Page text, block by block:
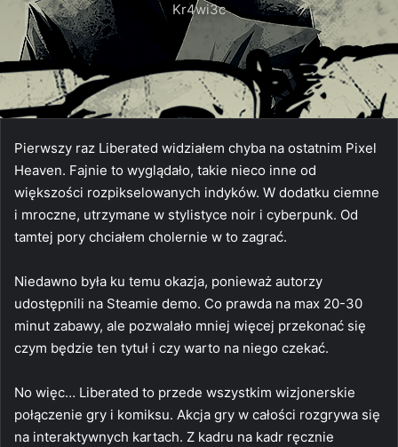
Kr4wi3c
Pierwszy raz Liberated widziałem chyba na ostatnim Pixel
Heaven. Fajnie to wyglądało, takie nieco inne od
większości rozpikselowanych indyków. W dodatku ciemne
i mroczne, utrzymane w stylistyce noir i cyberpunk. Od
tamtej pory chciałem cholernie w to zagrać.
Niedawno była ku temu okazja, ponieważ autorzy
udostępnili na Steamie demo. Co prawda na max 20-30
minut zabawy, ale pozwalało mniej więcej przekonać się
czym będzie ten tytuł i czy warto na niego czekać.
No więc… Liberated to przede wszystkim wizjonerskie
połączenie gry i komiksu. Akcja gry w całości rozgrywa się
na interaktywnych kartach. Z kadru na kadr ręcznie